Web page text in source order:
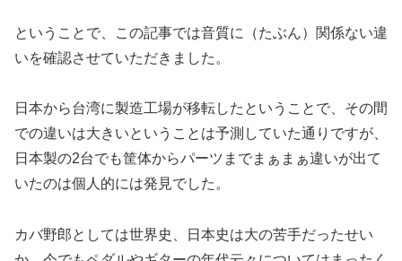
ということで、この記事では音質に（たぶん）関係ない違
いを確認させていただきました。
日本から台湾に製造工場が移転したということで、その間
での違いは大きいということは予測していた通りですが、
日本製の2台でも筐体からパーツまでまぁまぁ違いが出て
いたのは個人的には発見でした。
カバ野郎としては世界史、日本史は大の苦手だったせい